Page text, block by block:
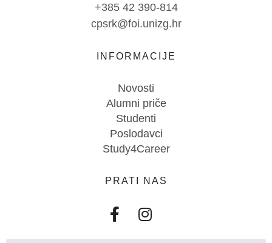
+385 42 390-814
cpsrk@foi.unizg.hr
INFORMACIJE
Novosti
Alumni priče
Studenti
Poslodavci
Study4Career
PRATI NAS